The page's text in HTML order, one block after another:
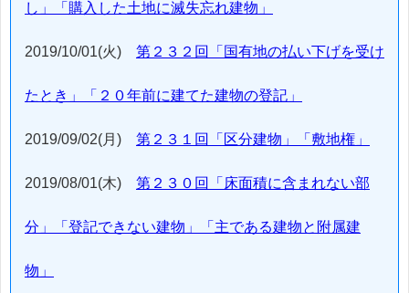
し」「購入した土地に滅失忘れ建物」
2019/10/01(火) 第２３２回「国有地の払い下げを受け
たとき」「２０年前に建てた建物の登記」
2019/09/02(月) 第２３１回「区分建物」「敷地権」
2019/08/01(木) 第２３０回「床面積に含まれない部
分」「登記できない建物」「主である建物と附属建
物」